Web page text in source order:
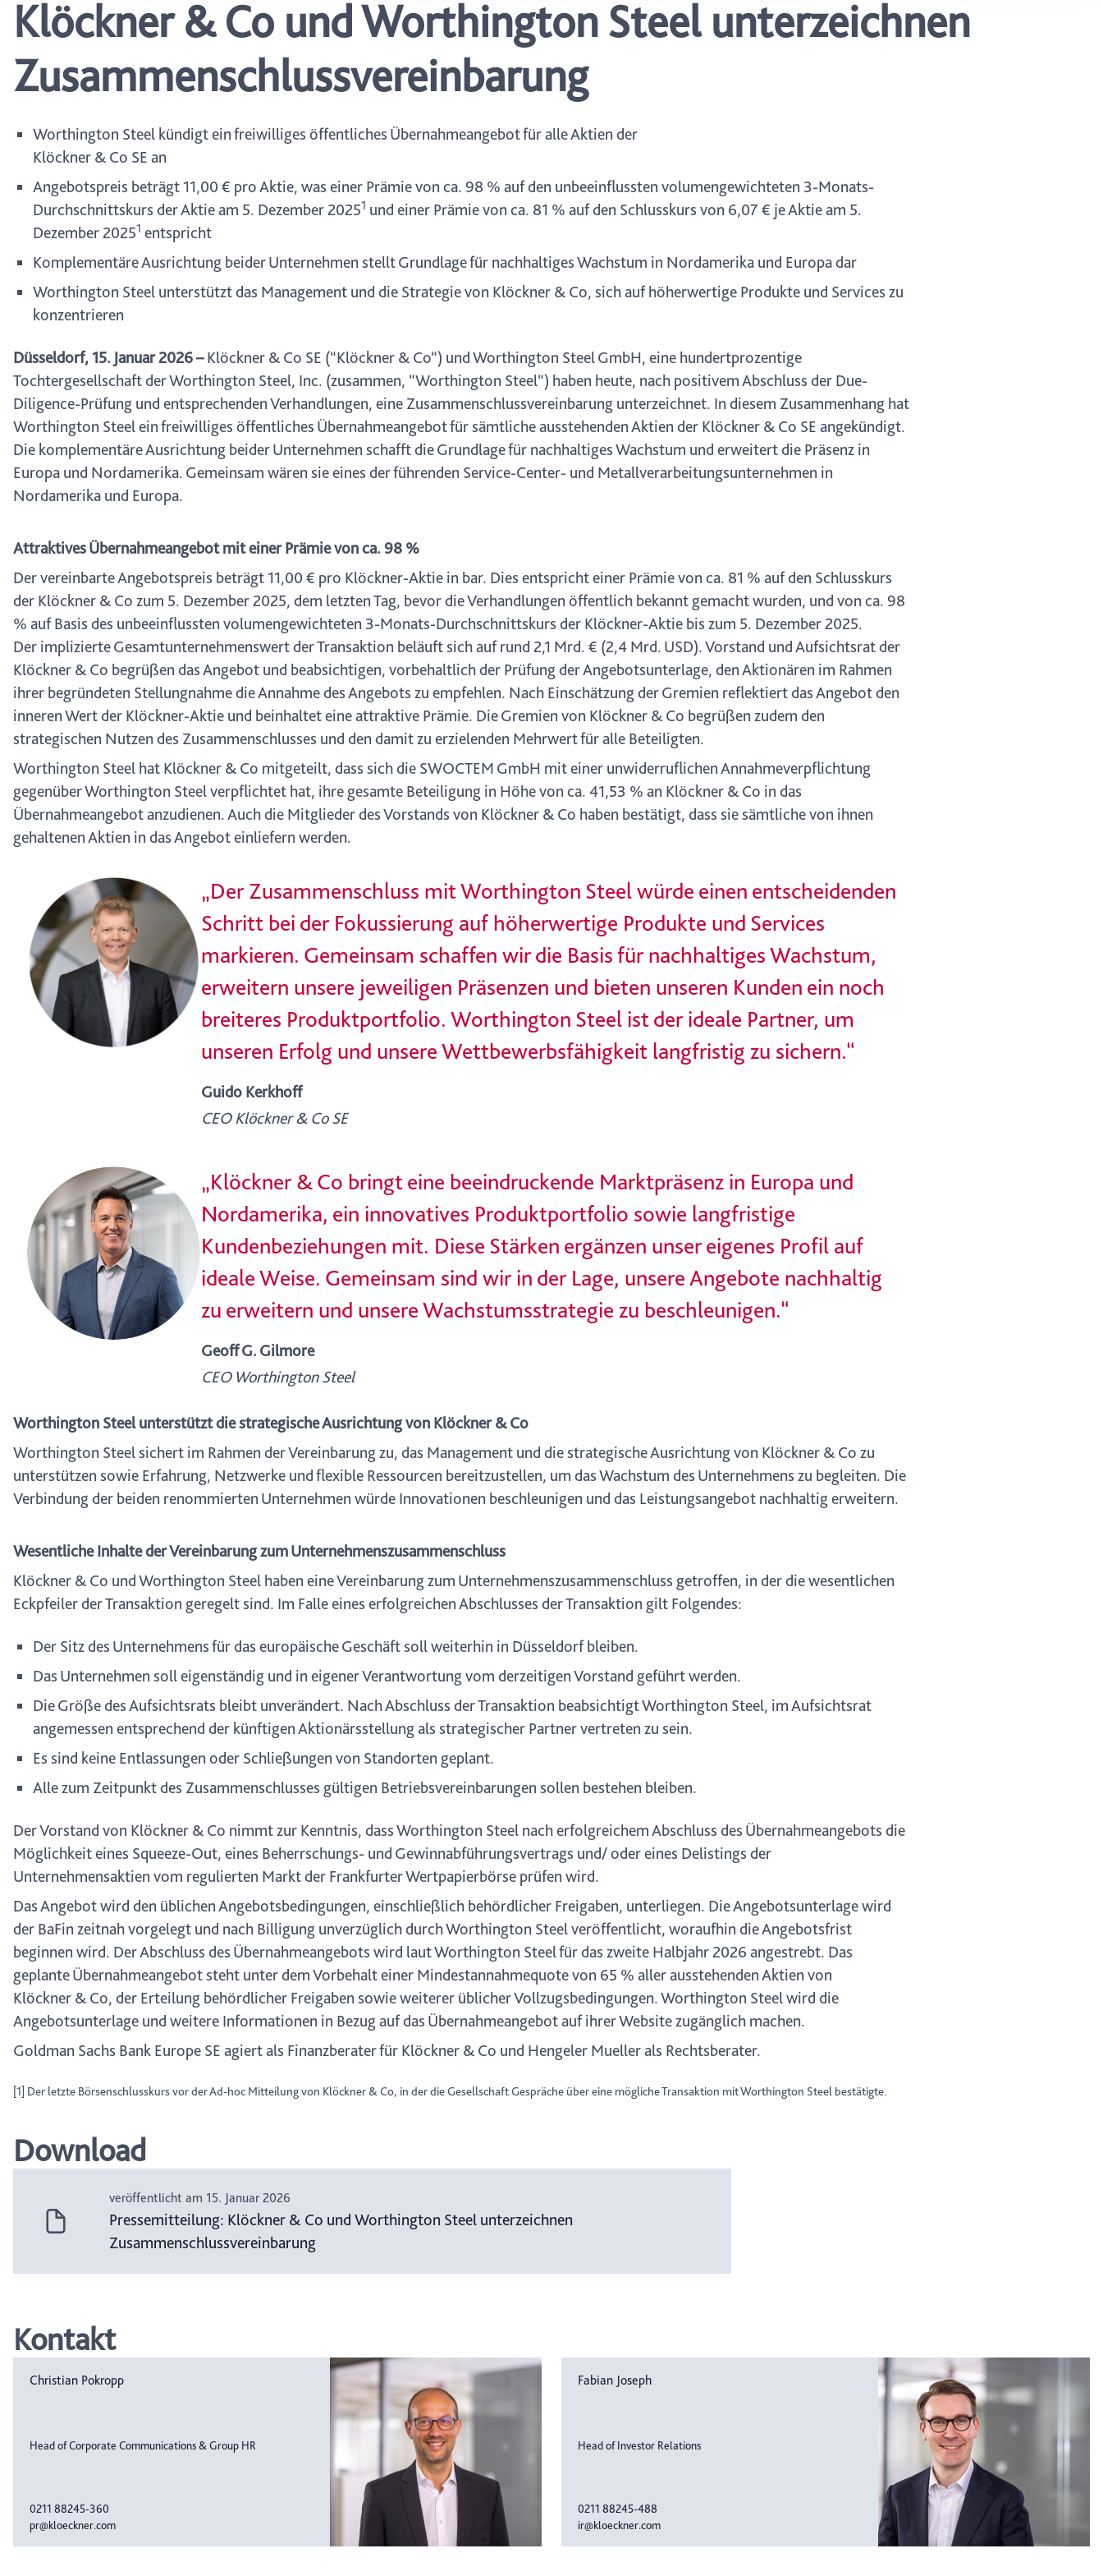
wählen, stehen Ihnen möglicherweise einige Funktionen der Website nicht mehr zur Verfügung. Sie
können Ihre Einwilligung jederzeit mit Wirkung für die Zukunft in unserer Datenschutzerklärung oder
durch Anklicken des Datenschutz-Symbols am Ende der Seite widerrufen.
Klöckner & Co und Worthington Steel unterzeichnen
Zusammenschlussvereinbarung
Worthington Steel kündigt ein freiwilliges öffentliches Übernahmeangebot für alle Aktien der
Klöckner & Co SE an
Angebotspreis beträgt 11,00 € pro Aktie, was einer Prämie von ca. 98 % auf den unbeeinflussten volumengewichteten 3-Monats-
Durchschnittskurs der Aktie am 5. Dezember 20251 und einer Prämie von ca. 81 % auf den Schlusskurs von 6,07 € je Aktie am 5.
Dezember 20251 entspricht
Komplementäre Ausrichtung beider Unternehmen stellt Grundlage für nachhaltiges Wachstum in Nordamerika und Europa dar
Worthington Steel unterstützt das Management und die Strategie von Klöckner & Co, sich auf höherwertige Produkte und Services zu
konzentrieren
Düsseldorf, 15. Januar 2026–Klöckner & Co SE (“Klöckner & Co“) und Worthington Steel GmbH, eine hundertprozentige
Tochtergesellschaft der Worthington Steel, Inc. (zusammen, “Worthington Steel“) haben heute, nach positivem Abschluss der Due-
Diligence-Prüfung und entsprechenden Verhandlungen, eine Zusammenschlussvereinbarung unterzeichnet. In diesem Zusammenhang hat
Worthington Steel ein freiwilliges öffentliches Übernahmeangebot für sämtliche ausstehenden Aktien der Klöckner & Co SE angekündigt.
Die komplementäre Ausrichtung beider Unternehmen schafft die Grundlage für nachhaltiges Wachstum und erweitert die Präsenz in
Europa und Nordamerika. Gemeinsam wären sie eines der führenden Service-Center- und Metallverarbeitungsunternehmen in
Nordamerika und Europa.
Attraktives Übernahmeangebot mit einer Prämie von ca. 98 %
Der vereinbarte Angebotspreis beträgt 11,00 € pro Klöckner-Aktie in bar. Dies entspricht einer Prämie von ca. 81 % auf den Schlusskurs
der Klöckner & Co zum 5. Dezember 2025, dem letzten Tag, bevor die Verhandlungen öffentlich bekannt gemacht wurden, und von ca. 98
% auf Basis des unbeeinflussten volumengewichteten 3-Monats-Durchschnittskurs der Klöckner-Aktie bis zum 5. Dezember 2025.
Der implizierte Gesamtunternehmenswert der Transaktion beläuft sich auf rund 2,1 Mrd. € (2,4 Mrd. USD). Vorstand und Aufsichtsrat der
Klöckner & Co begrüßen das Angebot und beabsichtigen, vorbehaltlich der Prüfung der Angebotsunterlage, den Aktionären im Rahmen
ihrer begründeten Stellungnahme die Annahme des Angebots zu empfehlen. Nach Einschätzung der Gremien reflektiert das Angebot den
inneren Wert der Klöckner-Aktie und beinhaltet eine attraktive Prämie. Die Gremien von Klöckner & Co begrüßen zudem den
strategischen Nutzen des Zusammenschlusses und den damit zu erzielenden Mehrwert für alle Beteiligten.
Worthington Steel hat Klöckner & Co mitgeteilt, dass sich die SWOCTEM GmbH mit einer unwiderruflichen Annahmeverpflichtung
gegenüber Worthington Steel verpflichtet hat, ihre gesamte Beteiligung in Höhe von ca. 41,53 % an Klöckner & Co in das
Übernahmeangebot anzudienen. Auch die Mitglieder des Vorstands von Klöckner & Co haben bestätigt, dass sie sämtliche von ihnen
gehaltenen Aktien in das Angebot einliefern werden.
„Der Zusammenschluss mit Worthington Steel würde einen entscheidenden
Schritt bei der Fokussierung auf höherwertige Produkte und Services
markieren. Gemeinsam schaffen wir die Basis für nachhaltiges Wachstum,
erweitern unsere jeweiligen Präsenzen und bieten unseren Kunden ein noch
breiteres Produktportfolio. Worthington Steel ist der ideale Partner, um
unseren Erfolg und unsere Wettbewerbsfähigkeit langfristig zu sichern.“
Guido Kerkhoff
CEO Klöckner & Co SE
„Klöckner & Co bringt eine beeindruckende Marktpräsenz in Europa und
Nordamerika, ein innovatives Produktportfolio sowie langfristige
Kundenbeziehungen mit. Diese Stärken ergänzen unser eigenes Profil auf
ideale Weise. Gemeinsam sind wir in der Lage, unsere Angebote nachhaltig
zu erweitern und unsere Wachstumsstrategie zu beschleunigen.“
Geoff G. Gilmore
CEO Worthington Steel
Worthington Steel unterstützt die strategische Ausrichtung von Klöckner & Co
Worthington Steel sichert im Rahmen der Vereinbarung zu, das Management und die strategische Ausrichtung von Klöckner & Co zu
unterstützen sowie Erfahrung, Netzwerke und flexible Ressourcen bereitzustellen, um das Wachstum des Unternehmens zu begleiten. Die
Verbindung der beiden renommierten Unternehmen würde Innovationen beschleunigen und das Leistungsangebot nachhaltig erweitern.
Wesentliche Inhalte der Vereinbarung zum Unternehmenszusammenschluss
Klöckner & Co und Worthington Steel haben eine Vereinbarung zum Unternehmenszusammenschluss getroffen, in der die wesentlichen
Eckpfeiler der Transaktion geregelt sind. Im Falle eines erfolgreichen Abschlusses der Transaktion gilt Folgendes:
Der Sitz des Unternehmens für das europäische Geschäft soll weiterhin in Düsseldorf bleiben.
Das Unternehmen soll eigenständig und in eigener Verantwortung vom derzeitigen Vorstand geführt werden.
Die Größe des Aufsichtsrats bleibt unverändert. Nach Abschluss der Transaktion beabsichtigt Worthington Steel, im Aufsichtsrat
angemessen entsprechend der künftigen Aktionärsstellung als strategischer Partner vertreten zu sein.
Es sind keine Entlassungen oder Schließungen von Standorten geplant.
Alle zum Zeitpunkt des Zusammenschlusses gültigen Betriebsvereinbarungen sollen bestehen bleiben.
Der Vorstand von Klöckner & Co nimmt zur Kenntnis, dass Worthington Steel nach erfolgreichem Abschluss des Übernahmeangebots die
Möglichkeit eines Squeeze-Out, eines Beherrschungs- und Gewinnabführungsvertrags und/ oder eines Delistings der
Unternehmensaktien vom regulierten Markt der Frankfurter Wertpapierbörse prüfen wird.
Das Angebot wird den üblichen Angebotsbedingungen, einschließlich behördlicher Freigaben, unterliegen. Die Angebotsunterlage wird
der BaFin zeitnah vorgelegt und nach Billigung unverzüglich durch Worthington Steel veröffentlicht, woraufhin die Angebotsfrist
beginnen wird. Der Abschluss des Übernahmeangebots wird laut Worthington Steel für das zweite Halbjahr 2026 angestrebt. Das
geplante Übernahmeangebot steht unter dem Vorbehalt einer Mindestannahmequote von 65 % aller ausstehenden Aktien von
Klöckner & Co, der Erteilung behördlicher Freigaben sowie weiterer üblicher Vollzugsbedingungen. Worthington Steel wird die
Angebotsunterlage und weitere Informationen in Bezug auf das Übernahmeangebot auf ihrer Website zugänglich machen.
Goldman Sachs Bank Europe SE agiert als Finanzberater für Klöckner & Co und Hengeler Mueller als Rechtsberater.
[1] Der letzte Börsenschlusskurs vor der Ad-hoc Mitteilung von Klöckner & Co, in der die Gesellschaft Gespräche über eine mögliche Transaktion mit Worthington Steel bestätigte.
Download
veröffentlicht am 15. Januar 2026
Pressemitteilung: Klöckner & Co und Worthington Steel unterzeichnen
Zusammenschlussvereinbarung
Kontakt
Christian Pokropp
Head of Corporate Communications & Group HR
0211 88245-360
pr@kloeckner.com
Fabian Joseph
Head of Investor Relations
0211 88245-488
ir@kloeckner.com